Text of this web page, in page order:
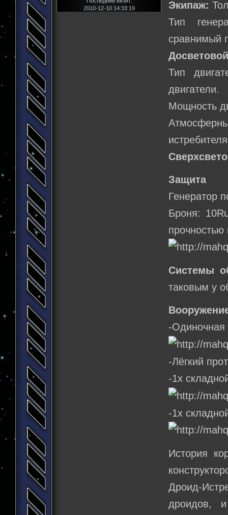
2010-12-10 14:33:19
Экипаж:
Тип
сравнимый
Тип
двигатели.
Мощность
Защита
Генератор
Броня:
прочностью
Системы
таковым у
-Одиночная
-Лёгкий
-1х
-1х
История
Дроид-
дроидов,